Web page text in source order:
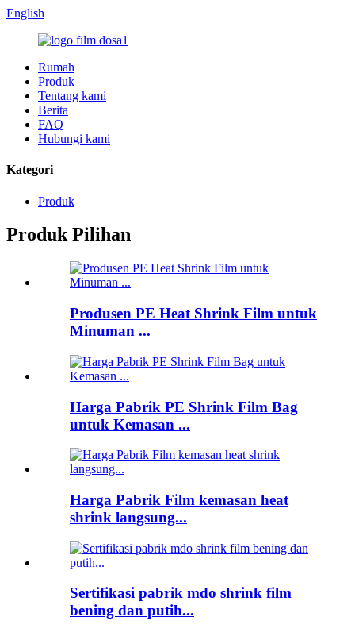
English
Rumah
Produk
Tentang kami
Berita
FAQ
Hubungi kami
Kategori
Produk
Produk Pilihan
Produsen PE Heat Shrink Film untuk
Minuman ...
Harga Pabrik PE Shrink Film Bag
untuk Kemasan ...
Harga Pabrik Film kemasan heat
shrink langsung...
Sertifikasi pabrik mdo shrink film
bening dan putih...